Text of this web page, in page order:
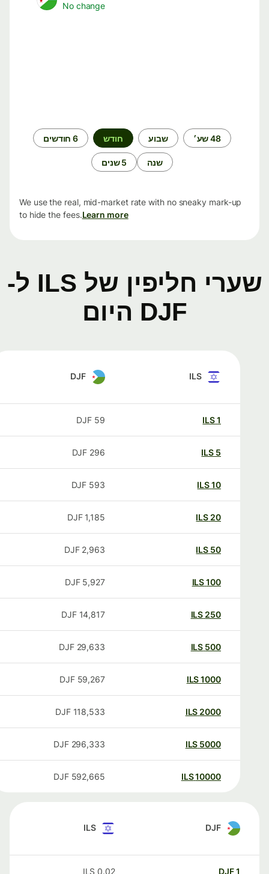
No change
48 שע׳ שבוע חודש 6 חודשים
שנה 5 שנים
We use the real, mid-market rate with no sneaky mark-up
to hide the fees.Learn more
שערי חליפין של ILS ל-
DJF היום
ILS
DJF
ILS
59
DJF
ILS
296
DJF
ILS
593
DJF
20
ILS
1,185
DJF
50
ILS
2,963
DJF
100
ILS
5,927
DJF
250
ILS
14,817
DJF
500
ILS
29,633
DJF
1000
ILS
59,267
DJF
2000
ILS
118,533
DJF
5000
ILS
296,333
DJF
10000
ILS
592,665
DJF
DJF
ILS
DJF
0.02
ILS